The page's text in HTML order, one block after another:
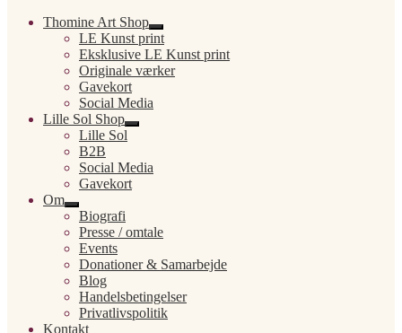
Thomine Art Shop
Udfold
undermenu
LE Kunst print
Eksklusive LE Kunst print
Originale værker
Gavekort
Social Media
Lille Sol Shop
Udfold
Lille Sol
B2B
Social Media
Gavekort
Om
Udfold
undermenu
Biografi
Presse / omtale
Events
Donationer & Samarbejde
Blog
Handelsbetingelser
Privatlivspolitik
Kontakt